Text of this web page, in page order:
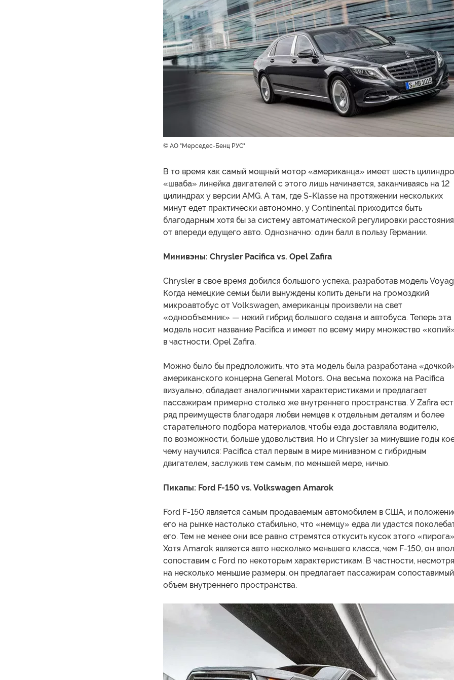
© АО "Мерседес-Бенц РУС"
В то время как самый мощный мотор «американца» имеет шесть
«шваба» линейка двигателей с этого лишь начинается, заканчиваясь на 12
цилиндрах у версии AMG. А там, где S-Klasse на протяжении нескольких
минут едет практически автономно, у Continental приходится быть
благодарным хотя бы за систему автоматической регулировки расстояния
от впереди едущего авто. Однозначно: один балл в пользу Германии.
Минивэны: Chrysler Pacifica vs. Opel Zafira
Chrysler в свое время добился большого успеха, разработав модель
Когда немецкие семьи были вынуждены копить деньги на громоздкий
микроавтобус от Volkswagen, американцы произвели на свет
«однообъемник» — некий гибрид большого седана и автобуса. Теперь эта
модель носит название Pacifica и имеет по всему миру множество
в частности, Opel Zafira.
Можно было бы предположить, что эта модель была разработана
американского концерна General Motors. Она весьма похожа на Pacifica
визуально, обладает аналогичными характеристиками и предлагает
пассажирам примерно столько же внутреннего пространства. У Zafira
ряд преимуществ благодаря любви немцев к отдельным деталям и более
старательного подбора материалов, чтобы езда доставляла водителю,
по возможности, больше удовольствия. Но и Chrysler за минувшие годы
чему научился: Pacifica стал первым в мире минивэном с гибридным
двигателем, заслужив тем самым, по меньшей мере, ничью.
Пикапы: Ford F-150 vs. Volkswagen Amarok
Ford F-150 является самым продаваемым автомобилем в США, и
его на рынке настолько стабильно, что «немцу» едва ли удастся
его. Тем не менее они все равно стремятся откусить кусок этого
Хотя Amarok является авто несколько меньшего класса, чем F-150, он
сопоставим с Ford по некоторым характеристикам. В частности, несмотря
на несколько меньшие размеры, он предлагает пассажирам сопоставимый
объем внутреннего пространства.